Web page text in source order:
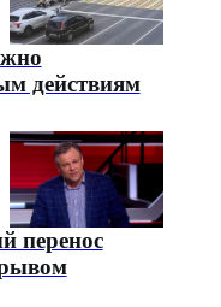
действиям
перенос